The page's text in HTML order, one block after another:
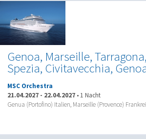
Genoa, Marseille,
Spezia, Civitavecchia,
MSC Orchestra
21.04.2027 - 22.04.2027 • 1 Nacht
Genua (Portofino) Italien, Marseille (Provence)